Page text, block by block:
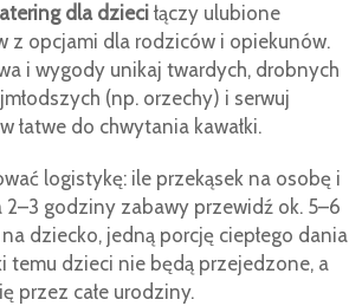
dla dzieciłączy ulubione
z opcjami dla rodziców i opiekunów.
i wygody unikaj twardych, drobnych
(np. orzechy) i serwuj
łatwe do chwytania kawałki.
logistykę: ile przekąsek na osobę i
2–3 godziny zabawy przewidź ok. 5–6
na dziecko, jedną porcję ciepłego dania
temu dzieci nie będą przejedzone, a
przez całe urodziny.